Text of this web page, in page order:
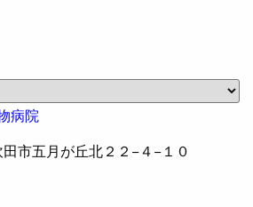
市五月が丘北２２−４−１０